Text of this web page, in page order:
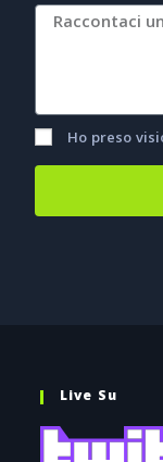
Ho preso
Live Su